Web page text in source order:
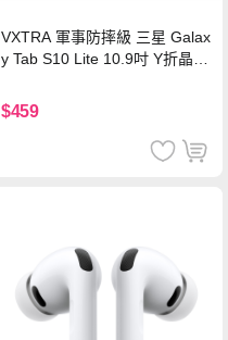
VXTRA 軍事防摔級 三星 Galax
y Tab S10 Lite 10.9吋 Y折晶透
$459